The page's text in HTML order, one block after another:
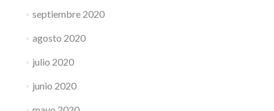
septiembre 2020
agosto 2020
julio 2020
junio 2020